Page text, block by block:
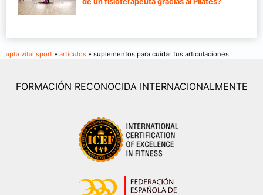
apta vital sport » articulos » suplementos para cuidar tus articulaciones
FORMACIÓN RECONOCIDA INTERNACIONALMENTE